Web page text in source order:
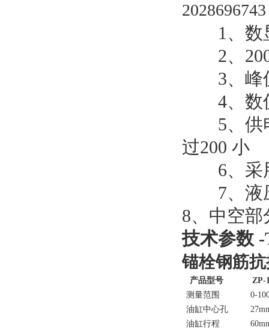
1、数显
2、200
3、峰值
4、数值
5、供电
过200 小
6、采用
7、液压
8、中空
技术参数 -
锚栓钢筋
产品型号
ZP-
测量范围
0-
油缸中心孔
油缸行程